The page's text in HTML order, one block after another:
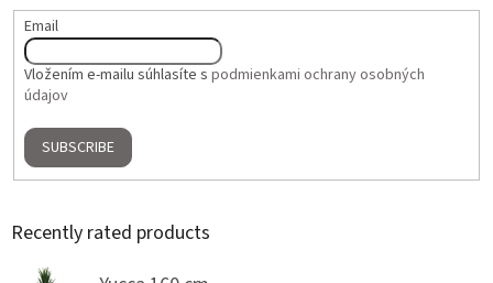
Email
Vložením e-mailu súhlasíte s podmienkami ochrany osobných
údajov
SUBSCRIBE
Recently rated products